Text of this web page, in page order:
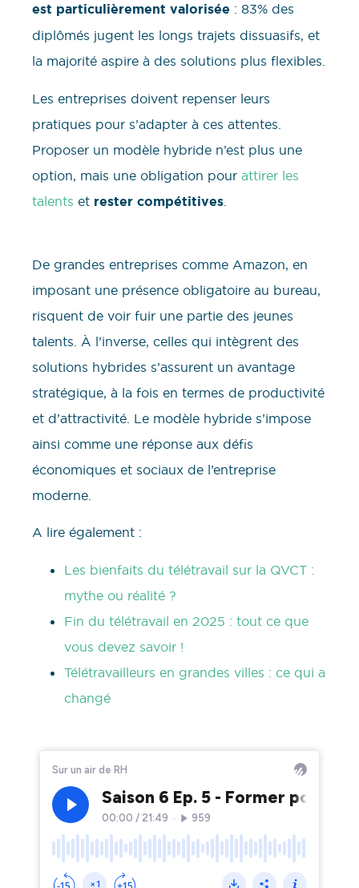
est particulièrement valorisée : 83% des
diplômés jugent les longs trajets dissuasifs, et
la majorité aspire à des solutions plus flexibles.
Les entreprises doivent repenser leurs
pratiques pour s’adapter à ces attentes.
Proposer un modèle hybride n’est plus une
option, mais une obligation pour attirer les
talents et rester compétitives
De grandes entreprises comme Amazon, en
imposant une présence obligatoire au bureau,
risquent de voir fuir une partie des jeunes
talents. À l’inverse, celles qui intègrent des
solutions hybrides s’assurent un avantage
stratégique, à la fois en termes de productivité
et d’attractivité. Le modèle hybride s’impose
ainsi comme une réponse aux défis
économiques et sociaux de l’entreprise
moderne.
A lire également :
Les bienfaits du télétravail sur la QVCT :
mythe ou réalité ?
Fin du télétravail en 2025 : tout ce que
vous devez savoir !
Télétravailleurs en grandes villes : ce qui a
changé